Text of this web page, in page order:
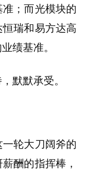
；而光模块的
瑞和易方达高
绩基准。
默默承受。
轮大刀阔斧的
酬的指挥棒，